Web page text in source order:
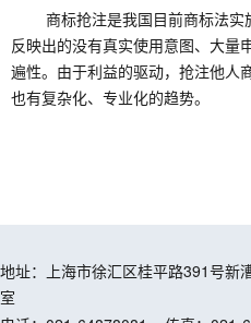
商标抢注是我国目前商标法
反映出的没有真实使用意图、大量
遍性。由于利益的驱动，抢注他人
也有复杂化、专业化的趋势。
地址：上海市徐汇区桂平路391号新
室